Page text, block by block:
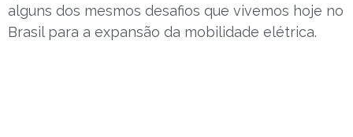
alguns dos mesmos desafios que vivemos hoje no
Brasil para a expansão da mobilidade elétrica.